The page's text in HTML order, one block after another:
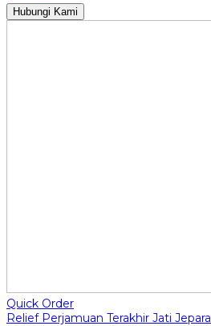
Hubungi Kami
Quick Order
Relief Perjamuan Terakhir Jati Jepara